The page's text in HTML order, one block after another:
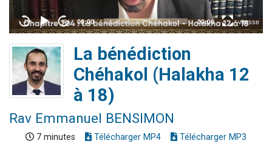
La bénédiction
Chéhakol (Halakha 12
à 18)
Rav Emmanuel BENSIMON
7 minutes Télécharger MP4 Télécharger MP3